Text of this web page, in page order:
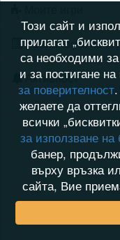
Хронология на
Активност
Този сайт и
прилагат
са необходими
и за постигане
за поверителност
желаете да
всички
за използване на
банер,
върху връзка
сайта, Вие